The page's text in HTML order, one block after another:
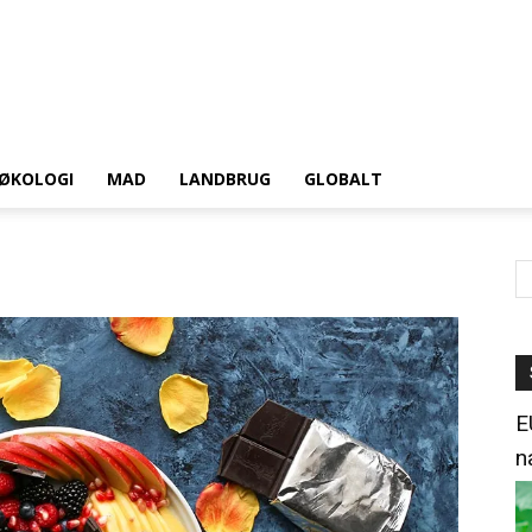
MAD LANDBRUG GLOBALT